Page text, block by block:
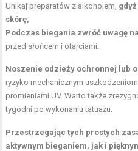
Unikaj preparatów z alkoholem,
skórę,
Podczas biegania zwróć uwagę
przed słońcem i otarciami.
Noszenie odzieży ochronnej lub
ryzyko mechanicznym
promieniami UV. Warto także
tygodni po wykonaniu tatuażu.
Przestrzegając tych prostych
aktywnym bieganiem, jak i